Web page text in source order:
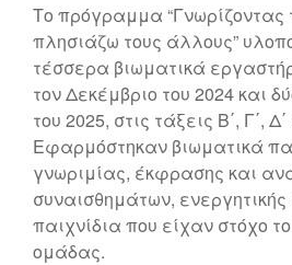
Το πρόγραμμα “Γνωρίζοντας
πλησιάζω τους άλλους”
τέσσερα βιωματικά
τον Δεκέμβριο του 2024 και
του 2025, στις τάξεις Β΄, Γ΄,
Εφαρμόστηκαν βιωματικά
γνωριμίας, έκφρασης και
συναισθημάτων,
παιχνίδια που είχαν στόχο
ομάδας.